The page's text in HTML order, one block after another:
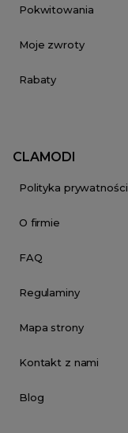
Pokwitowania
Moje zwroty
Rabaty
CLAMODI
Polityka prywatności
O firmie
FAQ
Regulaminy
Mapa strony
Kontakt z nami
Blog